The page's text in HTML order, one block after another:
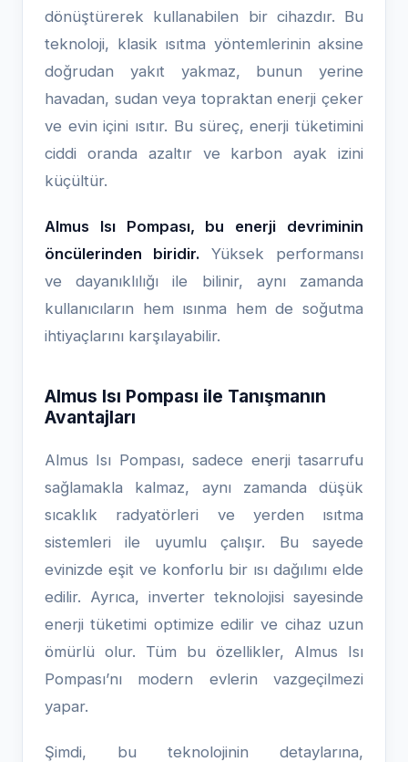
dönüştürerek kullanabilen bir cihazdır. Bu
teknoloji, klasik ısıtma yöntemlerinin aksine
doğrudan yakıt yakmaz, bunun yerine
havadan, sudan veya topraktan enerji çeker
ve evin içini ısıtır. Bu süreç, enerji tüketimini
ciddi oranda azaltır ve karbon ayak izini
küçültür.
Almus Isı Pompası, bu enerji devriminin
öncülerinden biridir. Yüksek performansı
ve dayanıklılığı ile bilinir, aynı zamanda
kullanıcıların hem ısınma hem de soğutma
ihtiyaçlarını karşılayabilir.
Almus Isı Pompası ile Tanışmanın
Avantajları
Almus Isı Pompası, sadece enerji tasarrufu
sağlamakla kalmaz, aynı zamanda düşük
sıcaklık radyatörleri ve yerden ısıtma
sistemleri ile uyumlu çalışır. Bu sayede
evinizde eşit ve konforlu bir ısı dağılımı elde
edilir. Ayrıca, inverter teknolojisi sayesinde
enerji tüketimi optimize edilir ve cihaz uzun
ömürlü olur. Tüm bu özellikler, Almus Isı
Pompası’nı modern evlerin vazgeçilmezi
yapar.
Şimdi, bu teknolojinin detaylarına,